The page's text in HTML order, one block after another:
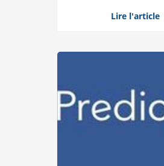
Lire l'article